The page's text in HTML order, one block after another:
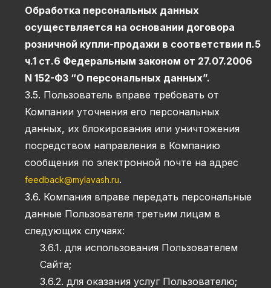
Обработка персональных данных
осуществляется на основании договора
розничной купли-продажи в соответствии п.5
ч.1 ст.6 Федеральным законом от 27.07.2006
N 152-ФЗ “О персональных данных”.
3.5. Пользователь вправе требовать от
Компании уточнения его персональных
данных, их блокирования или уничтожения
посредством направления в Компанию
сообщения по электронной почте на адрес
feedback@mylavash.ru.
3.6. Компания вправе передать персональные
данные Пользователя третьим лицам в
следующих случаях:
3.6.1. для использования Пользователем
Сайта;
3.6.2. для оказания услуг Пользователю;